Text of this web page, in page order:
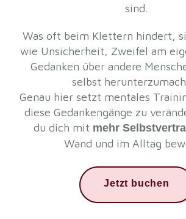
sind.
Was oft beim Klettern hindert,
wie Unsicherheit, Zweifel am
Gedanken über andere
selbst
Genau hier setzt mentales
diese Gedankengänge zu
du dich mit mehr
Wand und im Alltag
Jetzt buchen